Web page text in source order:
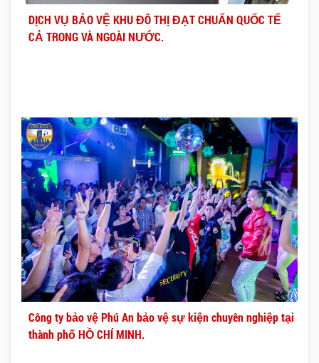
DỊCH VỤ BẢO VỆ KHU ĐÔ THỊ ĐẠT CHUẨN QUỐC TẾ
CẢ TRONG VÀ NGOÀI NƯỚC.
Công ty bảo vệ Phú An bảo vệ sự kiện chuyên nghiệp tại
thành phố HỒ CHÍ MINH.